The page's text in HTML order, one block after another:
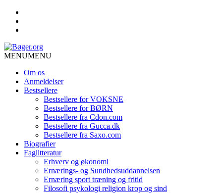
MENUMENU
Om os
Anmeldelser
Bestsellere
Bestsellere for VOKSNE
Bestsellere for BØRN
Bestsellere fra Cdon.com
Bestsellere fra Gucca.dk
Bestsellere fra Saxo.com
Biografier
Faglitteratur
Erhverv og økonomi
Ernærings- og Sundhedsuddannelsen
Ernæring sport træning og fritid
Filosofi psykologi religion krop og sind